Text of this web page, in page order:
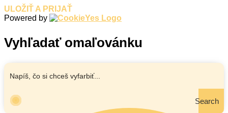
ULOŽIŤ A PRIJAŤ
Powered by
Vyhľadať omaľovánku
Search